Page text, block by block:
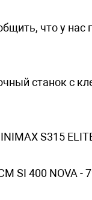
что у нас
станок с
S315
SI 400 NOVA -